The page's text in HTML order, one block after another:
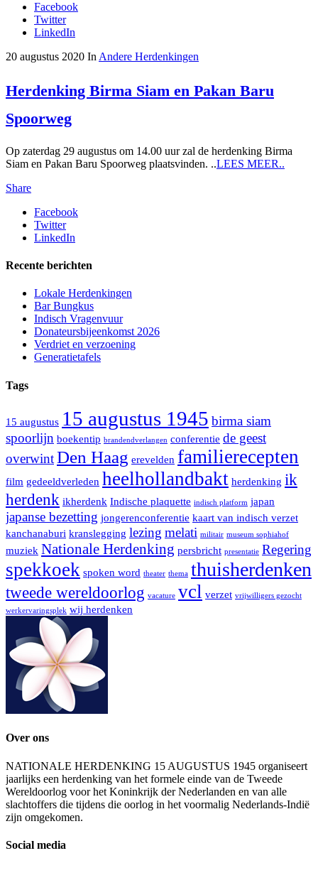
Facebook
Twitter
LinkedIn
20 augustus 2020 InAndere Herdenkingen
Herdenking Birma Siam en Pakan Baru
Spoorweg
Op zaterdag 29 augustus om 14.00 uur zal de herdenking Birma
Siam en Pakan Baru Spoorweg plaatsvinden. ..LEES MEER..
Share
Facebook
Twitter
LinkedIn
Recente berichten
Lokale Herdenkingen
Bar Bungkus
Indisch Vragenvuur
Donateursbijeenkomst 2026
Verdriet en verzoening
Generatietafels
Tags
15 augustus 15 augustus 1945 birma siam
spoorlijn boekentip brandendverlangen conferentie de geest
overwintDen Haag erevelden familierecepten
film gedeeldverleden heelhollandbakt herdenking ik
herdenk ikherdenk Indische plaquette indisch platform japan
japanse bezetting jongerenconferentie kaart van indisch verzet
kanchanaburi kranslegging lezing melati militair museum sophiahof
muziek Nationale Herdenking persbricht presentatie Regering
spekkoek spoken word theater thema thuisherdenken
tweede wereldoorlog vacature vcl verzet vrijwilligers gezocht
werkervaringsplek wij herdenken
Over ons
NATIONALE HERDENKING 15 AUGUSTUS 1945 organiseert
jaarlijks een herdenking van het formele einde van de Tweede
Wereldoorlog voor het Koninkrijk der Nederlanden en van alle
slachtoffers die tijdens die oorlog in het voormalig Nederlands-Indië
zijn omgekomen.
Social media